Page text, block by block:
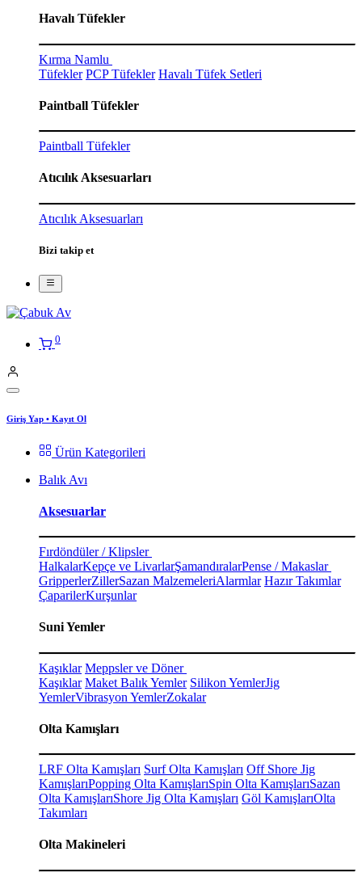
Havalı Tüfekler
Kırma Namlu
Tüfekler PCP Tüfekler Havalı Tüfek Setleri
Paintball Tüfekler
Paintball Tüfekler
Atıcılık Aksesuarları
Atıcılık Aksesuarları
Bizi takip et
0
Giriş Yap • Kayıt Ol
Ürün Kategorileri
Balık Avı
Aksesuarlar
Fırdöndüler / Klipsler
HalkalarKepçe ve LivarlarŞamandıralarPense / Makaslar
GripperlerZillerSazan MalzemeleriAlarmlar Hazır Takımlar
ÇaparilerKurşunlar
Suni Yemler
Kaşıklar Meppsler ve Döner
Kaşıklar Maket Balık Yemler Silikon YemlerJig
YemlerVibrasyon YemlerZokalar
Olta Kamışları
LRF Olta Kamışları Surf Olta Kamışları Off Shore Jig
KamışlarıPopping Olta KamışlarıSpin Olta KamışlarıSazan
Olta KamışlarıShore Jig Olta Kamışları Göl KamışlarıOlta
Takımları
Olta Makineleri